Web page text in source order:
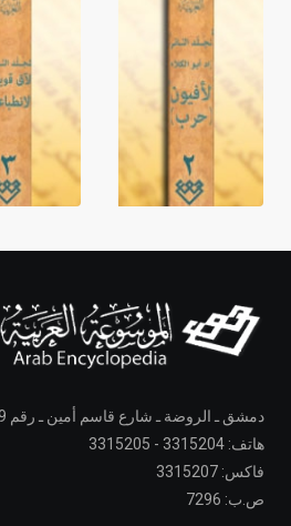
دمشق ـ الروضة ـ شارع قاسم أمين ـ رقم 39
هاتف: 3315204 - 3315205
فاكس: 3315207
ص.ب: 7296